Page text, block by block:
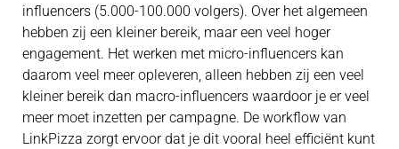
influencers (5.000-100.000 volgers). Over het algemeen
hebben zij een kleiner bereik, maar een veel hoger
engagement. Het werken met micro-influencers kan
daarom veel meer opleveren, alleen hebben zij een veel
kleiner bereik dan macro-influencers waardoor je er veel
meer moet inzetten per campagne. De workflow van
LinkPizza zorgt ervoor dat je dit vooral heel efficiënt kunt